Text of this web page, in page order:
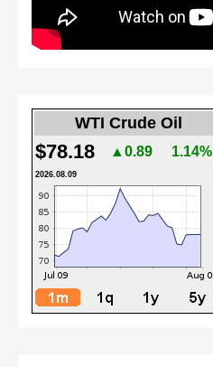
WTI Crude Oil
$78.18 ▲0.89 1.14%
2026.08.09